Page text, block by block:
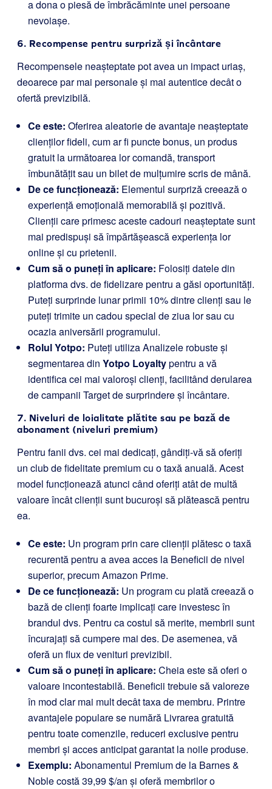
a dona o piesă de îmbrăcăminte unei persoane
nevoiașe.
6. Recompense pentru surpriză și încântare
Recompensele neașteptate pot avea un impact uriaș,
deoarece par mai personale și mai autentice decât o
ofertă previzibilă.
Ce este: Oferirea aleatorie de avantaje neașteptate
clienților fideli, cum ar fi puncte bonus, un produs
gratuit la următoarea lor comandă, transport
îmbunătățit sau un bilet de mulțumire scris de mână.
De ce funcționează: Elementul surpriză creează o
experiență emoțională memorabilă și pozitivă.
Clienții care primesc aceste cadouri neașteptate sunt
mai predispuși să împărtășească experiența lor
online și cu prietenii.
Cum să o puneți în aplicare: Folosiți datele din
platforma dvs. de fidelizare pentru a găsi oportunități.
Puteți surprinde lunar primii 10% dintre clienți sau le
puteți trimite un cadou special de ziua lor sau cu
ocazia aniversării programului.
Rolul Yotpo: Puteți utiliza Analizele robuste și
segmentarea din Yotpo Loyaltypentru a vă
identifica cei mai valoroși clienți, facilitând derularea
de campanii Target de surprindere și încântare.
7. Niveluri de loialitate plătite sau pe bază de
abonament (niveluri premium)
Pentru fanii dvs. cei mai dedicați, gândiți-vă să oferiți
un club de fidelitate premium cu o taxă anuală. Acest
model funcționează atunci când oferiți atât de multă
valoare încât clienții sunt bucuroși să plătească pentru
ea.
Ce este: Un program prin care clienții plătesc o taxă
recurentă pentru a avea acces la Beneficii de nivel
superior, precum Amazon Prime.
De ce funcționează: Un program cu plată creează o
bază de clienți foarte implicați care investesc în
brandul dvs. Pentru ca costul să merite, membrii sunt
încurajați să cumpere mai des. De asemenea, vă
oferă un flux de venituri previzibil.
Cum să o puneți în aplicare: Cheia este să oferi o
valoare incontestabilă. Beneficii trebuie să valoreze
în mod clar mai mult decât taxa de membru. Printre
avantajele populare se numără Livrarea gratuită
pentru toate comenzile, reduceri exclusive pentru
membri și acces anticipat garantat la noile produse.
Exemplu: Abonamentul Premium de la Barnes &
Noble costă 39,99 $/an și oferă membrilor o